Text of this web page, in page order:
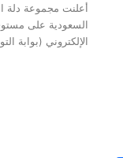
أعلنت مجموعة دلة
السعودية على
الإلكتروني (بوابة